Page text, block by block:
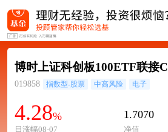
博时上证科创板100ETF联接C
019858 指数型-股票 中高风险 电子
4.28%
日涨幅08-07
1.7070
净值